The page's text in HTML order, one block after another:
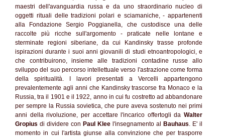
maestri dell'avanguardia russa e da uno straordinario nucleo di
oggetti rituali delle tradizioni polari e sciamaniche, - appartenenti
alla Fondazione Sergio Poggianella, che custodisce una delle
raccolte più ricche sull'argomento - praticate nelle lontane e
sterminate regioni siberiane, da cui Kandinsky trasse profonde
ispirazioni durante i suoi anni giovanili di studi etnoantropologici, e
che contribuirono, insieme alle tradizioni contadine russe allo
sviluppo del suo percorso intellettuale verso l'astrazione come forma
della spiritualità. I lavori presentati a Vercelli appartengono
prevalentemente agli anni che Kandinsky trascorse fra Monaco e la
Russia, tra il 1901 e il 1922, anno in cui fu costretto ad abbandonare
per sempre la Russia sovietica, che pure aveva sostenuto nei primi
anni della rivoluzione, per accettare l'incarico offertogli da Walter
Gropius di dividere con Paul Klee l'insegnamento al Bauhaus. E' il
momento in cui l'artista giunse alla convinzione che per trasporre